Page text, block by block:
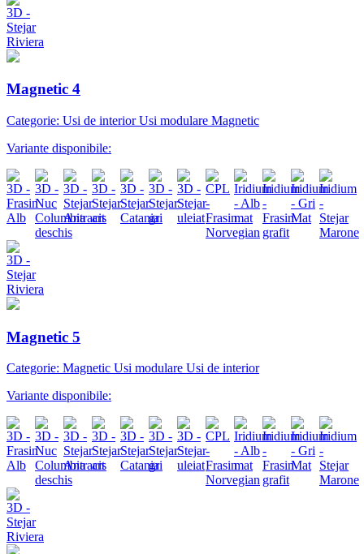
Magnetic 4
Categorie: Usi de interior Usi modulare Magnetic
Variante disponibile:
Magnetic 5
Categorie: Magnetic Usi modulare Usi de interior
Variante disponibile: